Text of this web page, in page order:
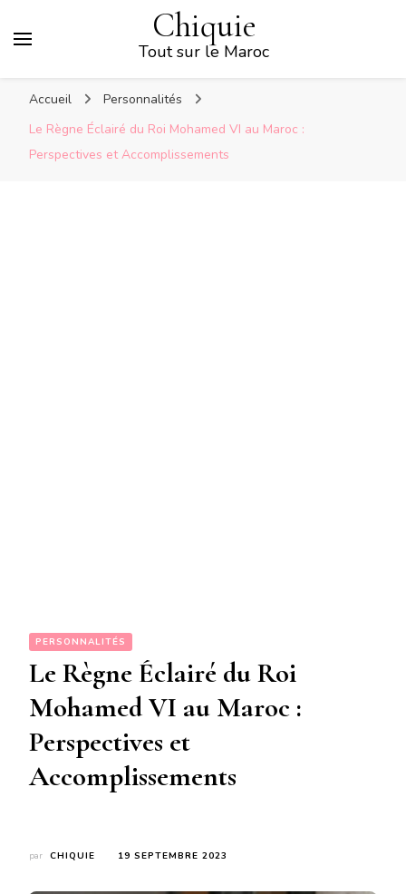
Chiquie
Tout sur le Maroc
Accueil
Personnalités
Le Règne Éclairé du Roi Mohamed VI au Maroc :
Perspectives et Accomplissements
PERSONNALITÉS
Le Règne Éclairé du Roi
Mohamed VI au Maroc :
Perspectives et
Accomplissements
par CHIQUIE 19 SEPTEMBRE 2023